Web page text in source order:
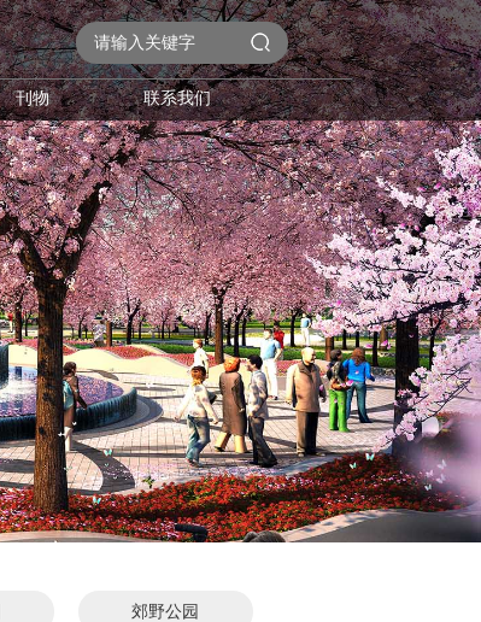
刊物 联系我们
郊野公园